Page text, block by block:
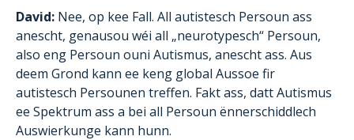
David: Nee, op kee Fall. All autistesch Persoun ass
anescht, genausou wéi all „neurotypesch“ Persoun,
also eng Persoun ouni Autismus, anescht ass. Aus
deem Grond kann ee keng global Aussoe fir
autistesch Persounen treffen. Fakt ass, datt Autismus
ee Spektrum ass a bei all Persoun ënnerschiddlech
Auswierkunge kann hunn.